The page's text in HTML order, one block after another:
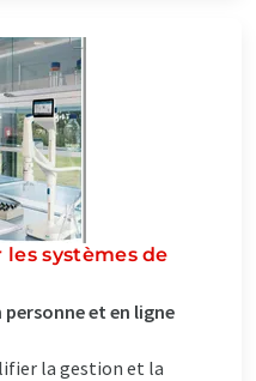
systèmes de
personne et en ligne
la gestion et la